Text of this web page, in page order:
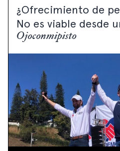
¿Ofrecimiento de
No es viable desde
Ojoconmipisto